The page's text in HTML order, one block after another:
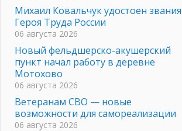
Михаил Ковальчук удостоен звания
Героя Труда России
06 августа 2026
Новый фельдшерско-акушерский
пункт начал работу в деревне
Мотохово
06 августа 2026
Ветеранам СВО — новые
возможности для самореализации
06 августа 2026